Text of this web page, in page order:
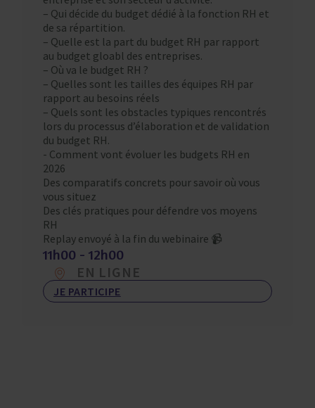
– Qui décide du budget dédié à la fonction RH et
de sa répartition.
– Quelle est la part du budget RH par rapport
au budget gloabl des entreprises.
– Où va le budget RH ?
– Quelles sont les tailles des équipes RH par
rapport au besoins réels
– Quels sont les obstacles typiques rencontrés
lors du processus d’élaboration et de validation
du budget RH.
​- Comment vont évoluer les budgets RH en
2026
Des comparatifs concrets pour savoir où vous
vous situez
Des clés pratiques pour défendre vos moyens
RH
Replay envoyé à la fin du webinaire 📹
11h00 - 12h00
EN LIGNE
JE PARTICIPE